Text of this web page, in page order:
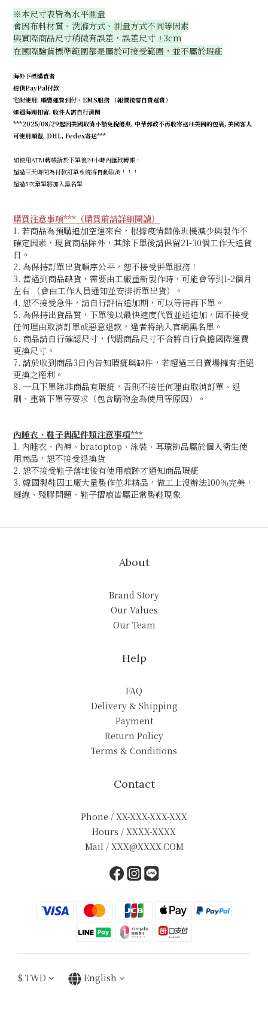
※本尺寸表皆為水平測量
會因布料材質、洗滌方式、測量方式不同等因素
與實際商品尺寸稍微有誤差，誤差尺寸 ±3cm
在國際驗貨標準範圍都是屬於可接受範圍，並不屬於瑕疵
海外下標購賣者
提供PayPal付款
宅配使用: 順豐運費到付、EMS服務 （報價後需自費運費）
如遇海關扣留, 收件人需自行清關
***2025/08/29起因美國取消小額免稅優惠, 中華郵政不再收寄送往美國的包裹, 美國客人
可使用順豐, DHL, Fedex寄送***
如使用ATM轉帳請於下單後24小時內匯款轉帳，
超過三天時間為付款訂單系統將自動取消！！！
超過5次棄單將加入黑名單
購買注意事項***（購買前請詳細閱讀）
1. 若商品為預購追加空運來台，根據疫情關係班機減少與製作不
確定因素，現貨商品除外，其餘下單後請保留21-30個工作天追貨
日。
2. 為保持訂單出貨順序公平，恕不接受併單服務！
3. 當遇到商品缺貨，需要由工廠重新製作時，可能會等到1-2個月
左右 （會由工作人員通知並安排拆單出貨）。
4. 恕不接受急件，請自行評估追加期 ，可以等待再下單。
5. 為保持出貨品質，下單後以最快速度代買並送追加，固不接受
任何理由取消訂單或惡意退款，違者將納入官網黑名單。
6. 商品請自行確認尺寸，代購商品尺寸不合將自行負擔國際運費
更換尺寸。
7. 請於收到商品3日內告知瑕疵與缺件，若超過三日賣場擁有拒絕
更換之權利。
8. 一旦下單除非商品有瑕疵，否則不接任何理由取消訂單、退
刷、重新下單等要求（包含購物金為使用等原因）。
內睡衣、鞋子與配件類注意事項***
1. 內睡衣、內褲、bratoptop、泳裝、耳環飾品屬於個人衛生使
用商品，恕不接受退換貨
2. 恕不接受鞋子落地後有使用痕跡才通知商品瑕疵
3. 韓國製鞋因工廠大量製作並非精品，做工上沒辦法100％完美，
縫線、殘膠問題、鞋子摺痕皆屬正常製鞋現象
About
Brand Story
Our Values
Our Team
Help
FAQ
Delivery & Shipping
Payment
Return Policy
Terms & Conditions
Contact
Phone / XX-XXX-XXX-XXX
Hours / XXXX-XXXX
Mail / XXX@XXXX.COM
$ TWD English